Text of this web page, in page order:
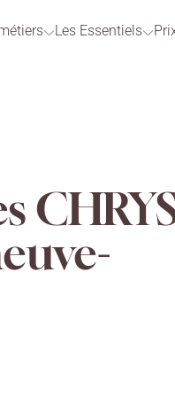
Les Essentiels